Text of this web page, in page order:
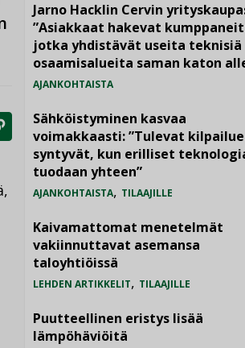
KOPIOI
LINKKI
Jarno Hacklin Cervin
”Asiakkaat hakevat
jotka yhdistävät useita teknisiä
osaamisalueita saman katon
AJANKOHTAISTA
Sähköistyminen kasvaa
voimakkaasti: ”Tulevat
syntyvät, kun erilliset
tuodaan yhteen”
AJANKOHTAISTA, TILAAJILLE
Kaivamattomat menetelmät
vakiinnuttavat asemansa
taloyhtiöissä
LEHDEN ARTIKKELIT, TILAAJILLE
Puutteellinen eristys lisää
lämpöhäviöitä